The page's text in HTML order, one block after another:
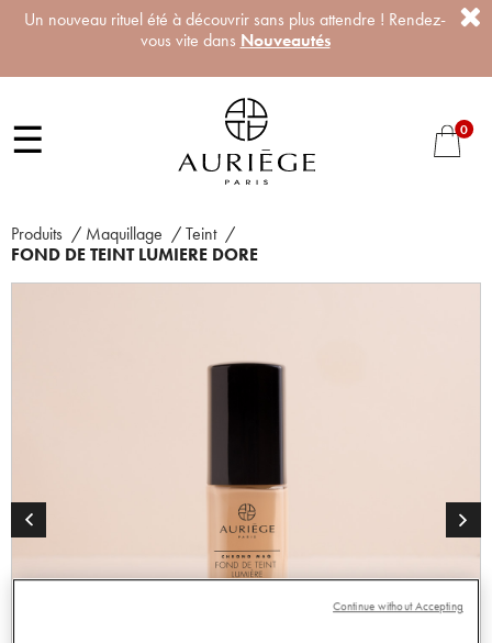
Un nouveau rituel été à découvrir sans plus attendre ! Rendez-
vous vite dans Nouveautés
☰ 0
Produits / Maquillage /Teint /
FOND DE TEINT LUMIERE DORE
Continue without Accepting